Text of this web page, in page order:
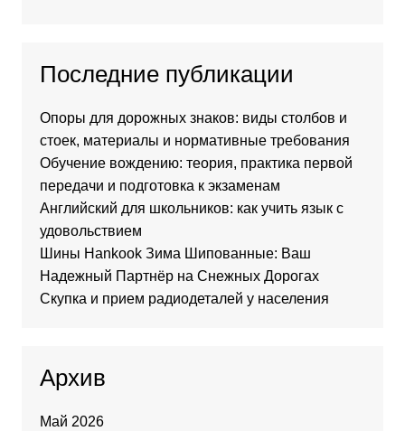
Последние публикации
Опоры для дорожных знаков: виды столбов и
стоек, материалы и нормативные требования
Обучение вождению: теория, практика первой
передачи и подготовка к экзаменам
Английский для школьников: как учить язык с
удовольствием
Шины Hankook Зима Шипованные: Ваш
Надежный Партнёр на Снежных Дорогах
Скупка и прием радиодеталей у населения
Архив
Май 2026